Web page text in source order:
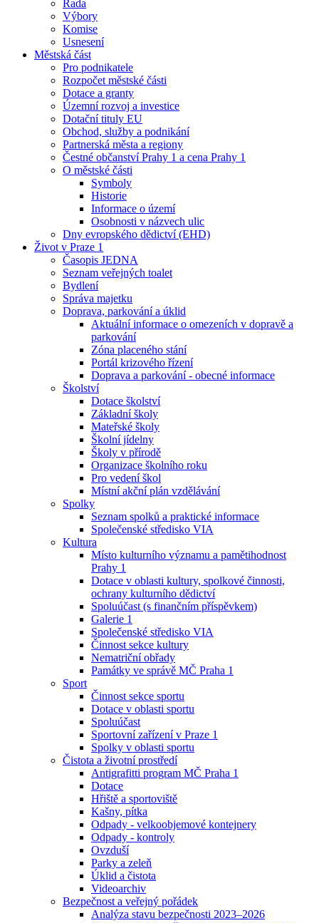
Rada
Výbory
Komise
Usnesení
Městská část
Pro podnikatele
Rozpočet městské části
Dotace a granty
Územní rozvoj a investice
Dotační tituly EU
Obchod, služby a podnikání
Partnerská města a regiony
Čestné občanství Prahy 1 a cena Prahy 1
O městské části
Symboly
Historie
Informace o území
Osobnosti v názvech ulic
Dny evropského dědictví (EHD)
Život v Praze 1
Časopis JEDNA
Seznam veřejných toalet
Bydlení
Správa majetku
Doprava, parkování a úklid
Aktuální informace o omezeních v dopravě a
parkování
Zóna placeného stání
Portál krizového řízení
Doprava a parkování - obecné informace
Školství
Dotace školství
Základní školy
Mateřské školy
Školní jídelny
Školy v přírodě
Organizace školního roku
Pro vedení škol
Místní akční plán vzdělávání
Spolky
Seznam spolků a praktické informace
Společenské středisko VIA
Kultura
Místo kulturního významu a pamětihodnost
Prahy 1
Dotace v oblasti kultury, spolkové činnosti,
ochrany kulturního dědictví
Spoluúčast (s finančním příspěvkem)
Galerie 1
Společenské středisko VIA
Činnost sekce kultury
Nematriční obřady
Památky ve správě MČ Praha 1
Sport
Činnost sekce sportu
Dotace v oblasti sportu
Spoluúčast
Sportovní zařízení v Praze 1
Spolky v oblasti sportu
Čistota a životní prostředí
Antigrafitti program MČ Praha 1
Dotace
Hřiště a sportoviště
Kašny, pítka
Odpady - velkoobjemové kontejnery
Odpady - kontroly
Ovzduší
Parky a zeleň
Úklid a čistota
Videoarchiv
Bezpečnost a veřejný pořádek
Analýza stavu bezpečnosti 2023–2026